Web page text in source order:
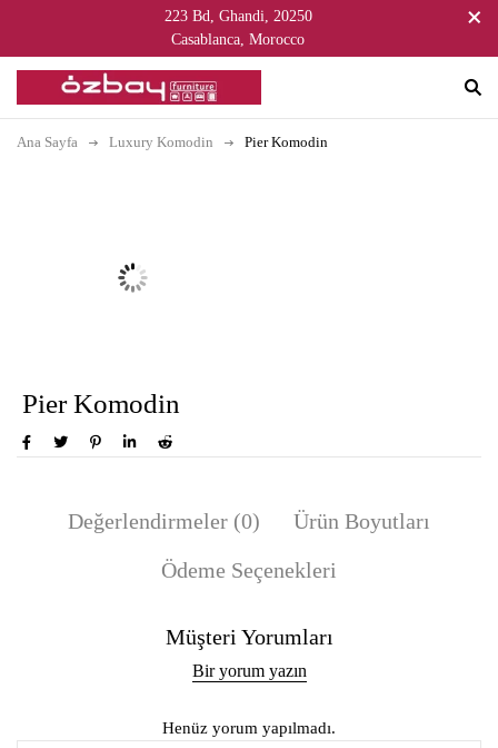
223 Bd, Ghandi, 20250
Casablanca, Morocco
Ana Sayfa Luxury Komodin Pier Komodin
Pier Komodin
Değerlendirmeler (0)
Ürün Boyutları
Ödeme Seçenekleri
Müşteri Yorumları
Bir yorum yazın
Henüz yorum yapılmadı.